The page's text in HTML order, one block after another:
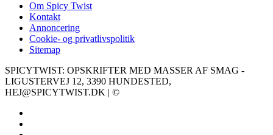
Om Spicy Twist
Kontakt
Annoncering
Cookie- og privatlivspolitik
Sitemap
SPICYTWIST: OPSKRIFTER MED MASSER AF SMAG -
LIGUSTERVEJ 12, 3390 HUNDESTED,
HEJ@SPICYTWIST.DK | ©